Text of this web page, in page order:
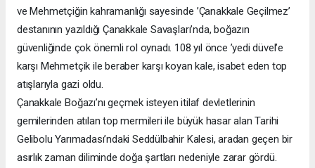
ve Mehmetçiğin kahramanlığı sayesinde ’Çanakkale Geçilmez’
destanının yazıldığı Çanakkale Savaşları’nda, boğazın
güvenliğinde çok önemli rol oynadı. 108 yıl önce ’yedi düvel’e
karşı Mehmetçik ile beraber karşı koyan kale, isabet eden top
atışlarıyla gazi oldu.
Çanakkale Boğazı’nı geçmek isteyen itilaf devletlerinin
gemilerinden atılan top mermileri ile büyük hasar alan Tarihi
Gelibolu Yarımadası’ndaki Seddülbahir Kalesi, aradan geçen bir
asırlık zaman diliminde doğa şartları nedeniyle zarar gördü.